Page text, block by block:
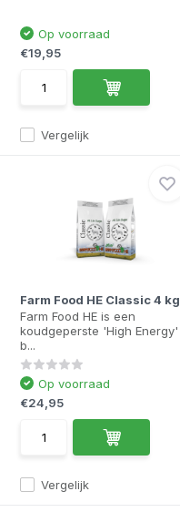
Vergelijk
Op voorraad
€19,95
Farm Food HE Classic 4 kg
Farm Food HE is een
koudgeperste 'High Energy'
b...
Vergelijk
Op voorraad
€24,95